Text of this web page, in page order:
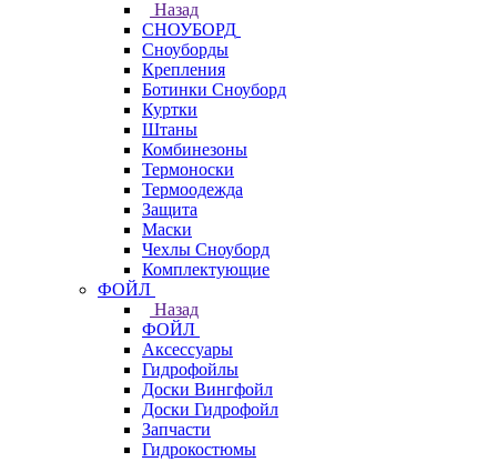
Назад
СНОУБОРД
Сноуборды
Крепления
Ботинки Сноуборд
Куртки
Штаны
Комбинезоны
Термоноски
Термоодежда
Защита
Маски
Чехлы Сноуборд
Комплектующие
ФОЙЛ
Назад
ФОЙЛ
Аксессуары
Гидрофойлы
Доски Вингфойл
Доски Гидрофойл
Запчасти
Гидрокостюмы